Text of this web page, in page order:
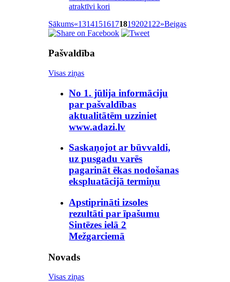
atraktīvi kori
Sākums«131415161718192021 22»Beigas
Pašvaldība
Visas ziņas
No 1. jūlija informāciju
par pašvaldības
aktualitātēm uzziniet
www.adazi.lv
Saskaņojot ar būvvaldi,
uz pusgadu varēs
pagarināt ēkas nodošanas
ekspluatācijā termiņu
Apstiprināti izsoles
rezultāti par īpašumu
Sintēzes ielā 2
Mežgarciemā
Novads
Visas ziņas